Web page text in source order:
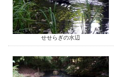
せせらぎの水辺